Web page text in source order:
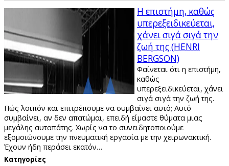
Η επιστήμη, καθώς
υπερεξειδικεύεται,
χάνει σιγά σιγά την
ζωή της (HENRI
BERGSON)
Φαίνεται ότι η επιστήμη,
καθώς
υπερεξειδικεύεται, χάνει
σιγά σιγά την ζωή της.
Πώς λοιπόν και επιτρέπουμε να συμβαίνει αυτό; Αυτό
συμβαίνει, αν δεν απατώμαι, επειδή είμαστε θύματα μιας
μεγάλης αυταπάτης. Χωρίς να το συνειδητοποιούμε
εξομοιώνουμε την πνευματική εργασία με την χειρωνακτική.
Έχουν ήδη περάσει εκατόν…
Kατηγορίες